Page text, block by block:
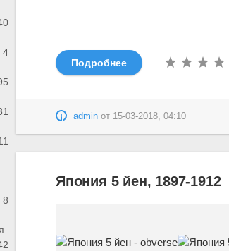
4
8
Подробнее
admin от 15-03-2018, 04:10
Япония 5 йен, 1897-1912